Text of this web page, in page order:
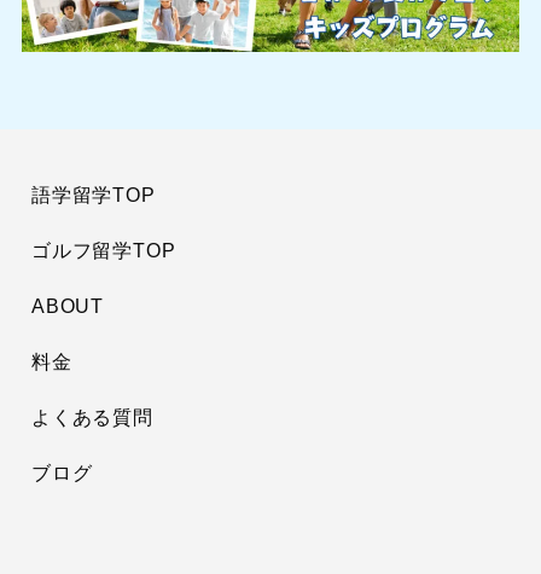
語学留学TOP
ゴルフ留学TOP
ABOUT
料金
よくある質問
ブログ